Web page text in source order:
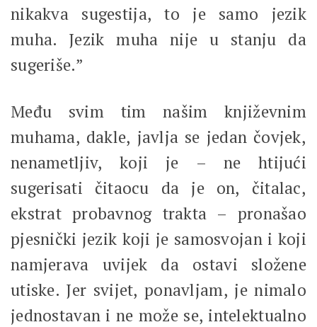
nikakva sugestija, to je samo jezik
muha. Jezik muha nije u stanju da
sugeriše.”
Među svim tim našim književnim
muhama, dakle, javlja se jedan čovjek,
nenametljiv, koji je – ne htijući
sugerisati čitaocu da je on, čitalac,
ekstrat probavnog trakta – pronašao
pjesnički jezik koji je samosvojan i koji
namjerava uvijek da ostavi složene
utiske. Jer svijet, ponavljam, je nimalo
jednostavan i ne može se, intelektualno